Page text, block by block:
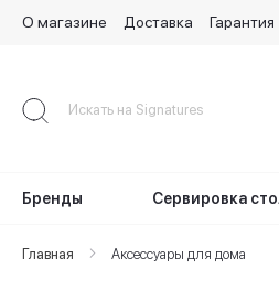
Content
О магазине Доставка Гарантия
Бренды Сервировка
Главная Аксессуары для дома